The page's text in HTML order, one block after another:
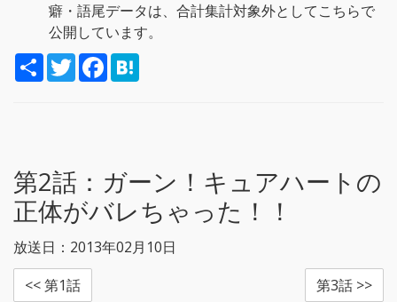
癖・語尾データは、合計集計対象外としてこちらで
公開しています。
S
h
T
w
F
a
第2話： ガーン！キュアハートの
正体がバレちゃった！！
放送日：2013年02月10日
<< 第1話
第3話 >>